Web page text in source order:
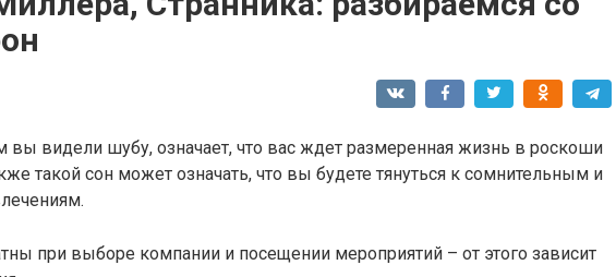
вы видели шубу, означает, что вас ждет размеренная жизнь в роскоши
такой сон может означать, что вы будете тянуться к сомнительным и
при выборе компании и посещении мероприятий – от этого зависит